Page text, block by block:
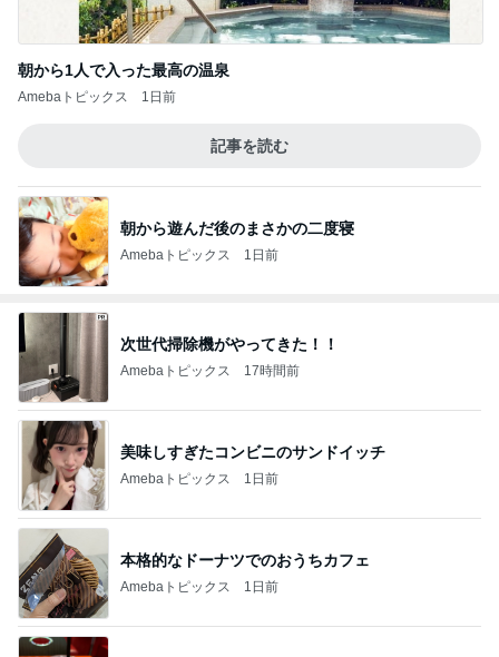
朝から1人で入った最高の温泉
Amebaトピックス 1日前
記事を読む
朝から遊んだ後のまさかの二度寝
Amebaトピックス 1日前
次世代掃除機がやってきた！！
Amebaトピックス 17時間前
美味しすぎたコンビニのサンドイッチ
Amebaトピックス 1日前
本格的なドーナツでのおうちカフェ
Amebaトピックス 1日前